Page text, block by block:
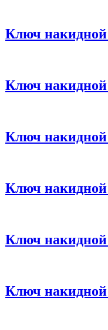
Ключ
Ключ
Ключ
Ключ
Ключ
Ключ